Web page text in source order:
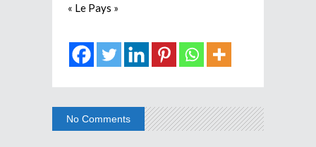
« Le Pays »
No Comments